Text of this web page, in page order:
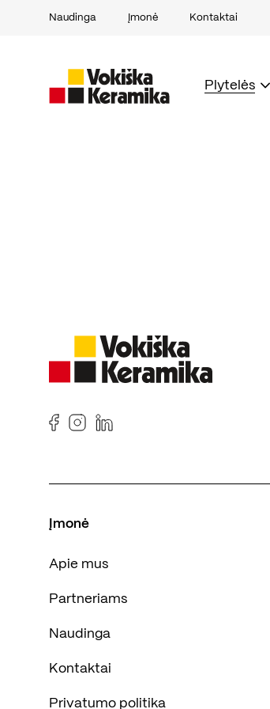
Naudinga Įmonė Kontaktai
Plytelės
Įmonė
Apie mus
Partneriams
Naudinga
Kontaktai
Privatumo politika